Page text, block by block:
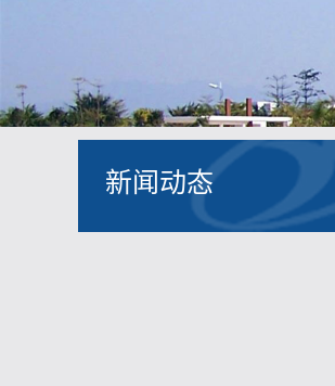
新闻动态